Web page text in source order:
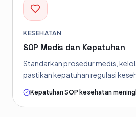
KESEHATAN
SOP Medis dan Kepatuhan
Standarkan prosedur medis,
pastikan kepatuhan regulasi
Kepatuhan SOP kesehatan